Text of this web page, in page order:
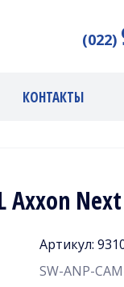
(022)
КОНТАКТЫ
Axxon
Артикул:
SW-ANP-